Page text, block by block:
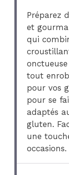
Préparez
et
qui
tout
pour vos
pour se
adaptés
gluten.
une
occasions.